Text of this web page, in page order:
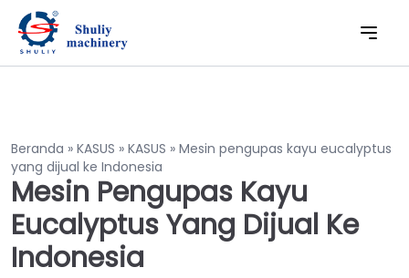
Beranda » KASUS » KASUS » Mesin pengupas kayu eucalyptus
yang dijual ke Indonesia
Mesin Pengupas Kayu
Eucalyptus Yang Dijual Ke
Indonesia